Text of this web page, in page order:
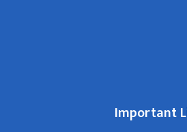
Important